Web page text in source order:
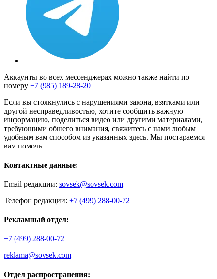
Аккаунты во всех мессенджерах можно также найти по
номеру +7 (985) 189-28-20
Если вы столкнулись с нарушениями закона, взятками или
другой несправедливостью, хотите сообщить важную
информацию, поделиться видео или другими материалами,
требующими общего внимания, свяжитесь с нами любым
удобным вам способом из указанных здесь. Мы постараемся
вам помочь.
Контактные данные:
Email редакции: sovsek@sovsek.com
Телефон редакции: +7 (499) 288-00-72
Рекламный отдел:
+7 (499) 288-00-72
reklama@sovsek.com
Отдел распространения: